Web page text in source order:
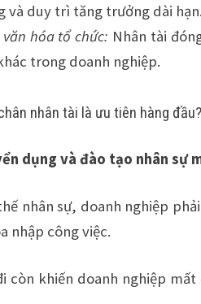
và duy trì tăng trưởng dài hạn.
hóa tổ chức: Nhân tài
trong doanh nghiệp.
nhân tài là ưu tiên hàng đầu?
dụng và đào tạo nhân sự
nhân sự, doanh nghiệp
nhập công việc.
còn khiến doanh nghiệp